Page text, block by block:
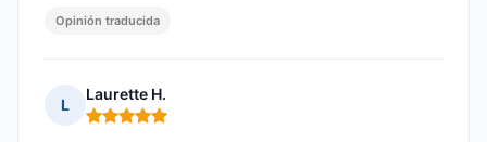
Opinión traducida
L
Laurette H.
Nota: 5 de 5